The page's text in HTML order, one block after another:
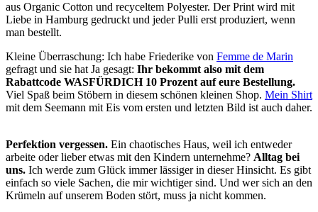
aus Organic Cotton und recyceltem Polyester. Der Print wird mit
Liebe in Hamburg gedruckt und jeder Pulli erst produziert, wenn
man bestellt.
Kleine Überraschung: Ich habe Friederike von Femme de Marin
gefragt und sie hat Ja gesagt: Ihr bekommt also mit dem
Rabattcode WASFÜRDICH 10 Prozent auf eure Bestellung.
Viel Spaß beim Stöbern in diesem schönen kleinen Shop. Mein Shirt
mit dem Seemann mit Eis vom ersten und letzten Bild ist auch daher.
Perfektion vergessen. Ein chaotisches Haus, weil ich entweder
arbeite oder lieber etwas mit den Kindern unternehme? Alltag bei
uns. Ich werde zum Glück immer lässiger in dieser Hinsicht. Es gibt
einfach so viele Sachen, die mir wichtiger sind. Und wer sich an den
Krümeln auf unserem Boden stört, muss ja nicht kommen.